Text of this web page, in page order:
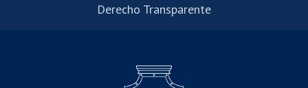
Derecho Transparente